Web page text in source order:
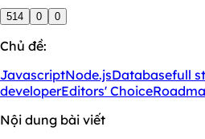
514 0 0
Chủ đề:
JavascriptNode.jsDatabasefull
developerEditors' Choice
Nội dung bài viết